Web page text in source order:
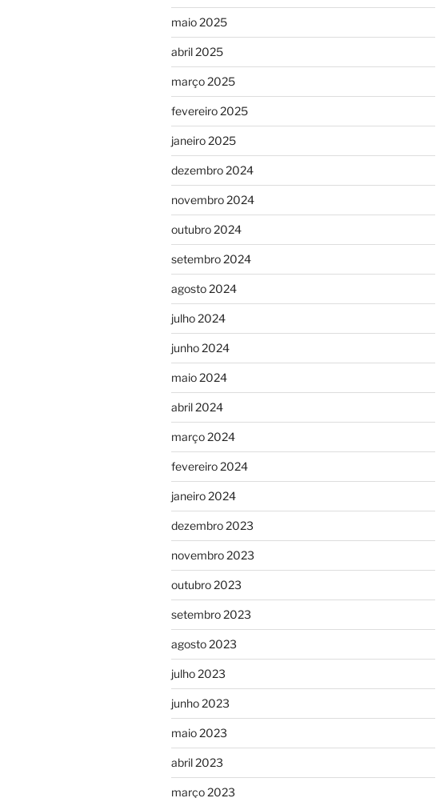
maio 2025
abril 2025
março 2025
fevereiro 2025
janeiro 2025
dezembro 2024
novembro 2024
outubro 2024
setembro 2024
agosto 2024
julho 2024
junho 2024
maio 2024
abril 2024
março 2024
fevereiro 2024
janeiro 2024
dezembro 2023
novembro 2023
outubro 2023
setembro 2023
agosto 2023
julho 2023
junho 2023
maio 2023
abril 2023
março 2023